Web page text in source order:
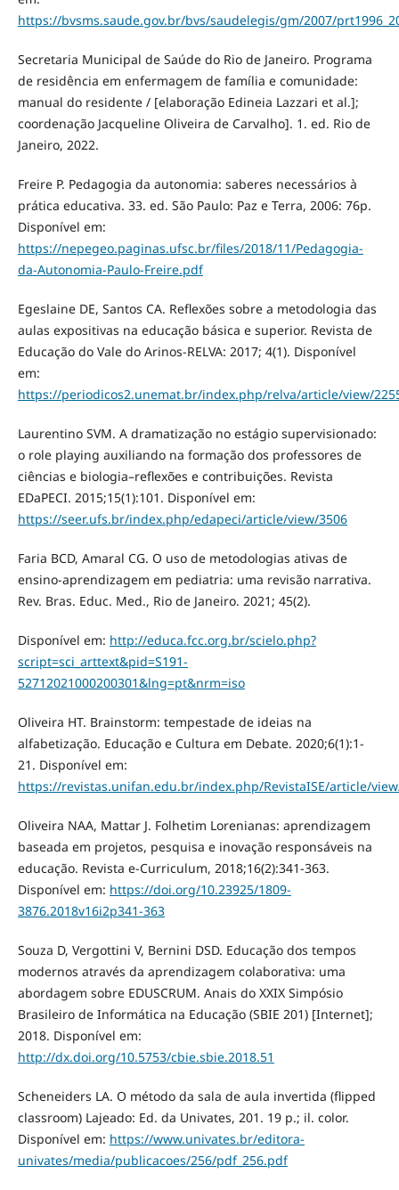
https://bvsms.saude.gov.br/bvs/saudelegis/gm/2007/
Secretaria Municipal de Saúde do Rio de Janeiro. Programa
de residência em enfermagem de família e comunidade:
manual do residente / [elaboração Edineia Lazzari et al.];
coordenação Jacqueline Oliveira de Carvalho]. 1. ed. Rio de
Janeiro, 2022.
Freire P. Pedagogia da autonomia: saberes necessários à
prática educativa. 33. ed. São Paulo: Paz e Terra, 2006: 76p.
Disponível em:
https://nepegeo.paginas.ufsc.br/files/2018/11/Pedagogia-
da-Autonomia-Paulo-Freire.pdf
Egeslaine DE, Santos CA. Reflexões sobre a metodologia das
aulas expositivas na educação básica e superior. Revista de
Educação do Vale do Arinos-RELVA: 2017; 4(1). Disponível
em:
https://periodicos2.unemat.br/index.php/relva/article/view/
Laurentino SVM. A dramatização no estágio supervisionado:
o role playing auxiliando na formação dos professores de
ciências e biologia–reflexões e contribuições. Revista
EDaPECI. 2015;15(1):101. Disponível em:
https://seer.ufs.br/index.php/edapeci/article/view/3506
Faria BCD, Amaral CG. O uso de metodologias ativas de
ensino-aprendizagem em pediatria: uma revisão narrativa.
Rev. Bras. Educ. Med., Rio de Janeiro. 2021; 45(2).
Disponível em: http://educa.fcc.org.br/scielo.php?
script=sci_arttext&pid=S191-
52712021000200301&lng=pt&nrm=iso
Oliveira HT. Brainstorm: tempestade de ideias na
alfabetização. Educação e Cultura em Debate. 2020;6(1):1-
21. Disponível em:
https://revistas.unifan.edu.br/index.php/RevistaISE/article/
Oliveira NAA, Mattar J. Folhetim Lorenianas: aprendizagem
baseada em projetos, pesquisa e inovação responsáveis na
educação. Revista e-Curriculum, 2018;16(2):341-363.
Disponível em: https://doi.org/10.23925/1809-
3876.2018v16i2p341-363
Souza D, Vergottini V, Bernini DSD. Educação dos tempos
modernos através da aprendizagem colaborativa: uma
abordagem sobre EDUSCRUM. Anais do XXIX Simpósio
Brasileiro de Informática na Educação (SBIE 201) [Internet];
2018. Disponível em:
http://dx.doi.org/10.5753/cbie.sbie.2018.51
Scheneiders LA. O método da sala de aula invertida (flipped
classroom) Lajeado: Ed. da Univates, 201. 19 p.; il. color.
Disponível em: https://www.univates.br/editora-
univates/media/publicacoes/256/pdf_256.pdf